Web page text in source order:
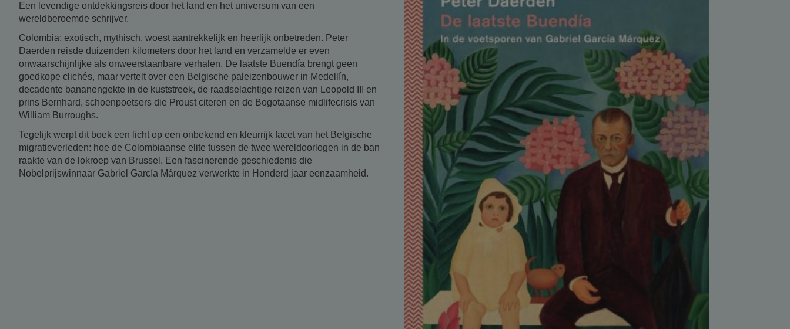
Een levendige ontdekkingsreis door het land en het universum van een
wereldberoemde schrijver.
Colombia: exotisch, mythisch, woest aantrekkelijk en heerlijk onbetreden. Peter
Daerden reisde duizenden kilometers door het land en verzamelde er even
onwaarschijnlijke als onweerstaanbare verhalen. De laatste Buendía brengt geen
goedkope clichés, maar vertelt over een Belgische paleizenbouwer in Medellín,
decadente bananengekte in de kuststreek, de raadselachtige reizen van Leopold III en
prins Bernhard, schoenpoetsers die Proust citeren en de Bogotaanse midlifecrisis van
William Burroughs.
Tegelijk werpt dit boek een licht op een onbekend en kleurrijk facet van het Belgische
migratieverleden: hoe de Colombiaanse elite tussen de twee wereldoorlogen in de ban
raakte van de lokroep van Brussel. Een fascinerende geschiedenis die
Nobelprijswinnaar Gabriel García Márquez verwerkte in Honderd jaar eenzaamheid.